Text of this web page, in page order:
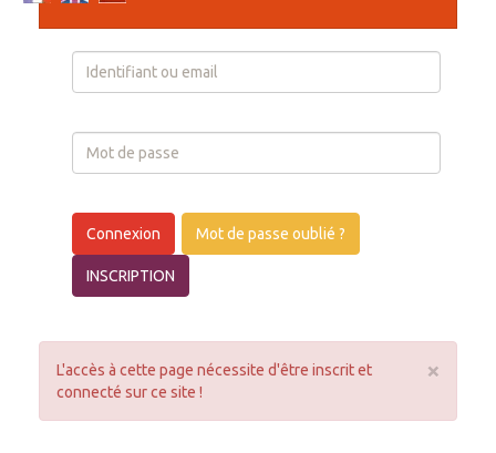
Login
Connexion Mot de passe oublié ?
INSCRIPTION
×
L'accès à cette page nécessite d'être inscrit et
connecté sur ce site !